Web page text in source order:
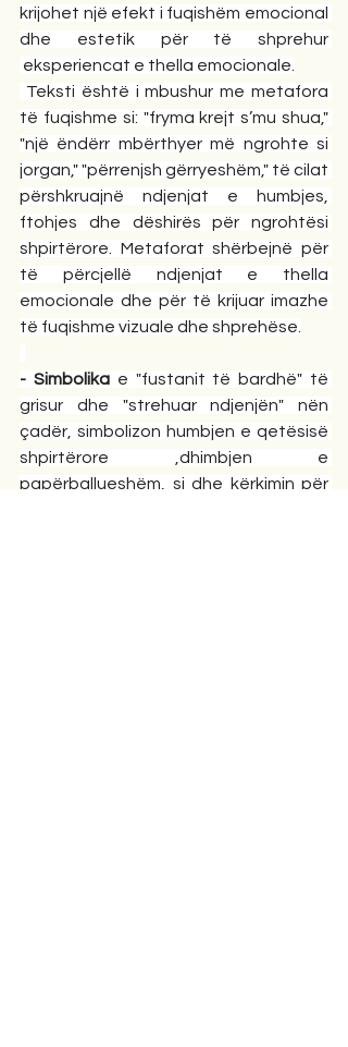
krijohet një efekt i fuqishëm emocional
dhe estetik për të shprehur
eksperiencat e thella emocionale.
Teksti është i mbushur me metafora
të fuqishme si: "fryma krejt s’mu shua,"
"një ëndërr mbërthyer më ngrohte si
jorgan," "përrenjsh gërryeshëm," të cilat
përshkruajnë ndjenjat e humbjes,
ftohjes dhe dëshirës për ngrohtësi
shpirtërore. Metaforat shërbejnë për
të përcjellë ndjenjat e thella
emocionale dhe për të krijuar imazhe
të fuqishme vizuale dhe shprehëse.
- Simbolika e "fustanit të bardhë" të
grisur dhe "strehuar ndjenjën" nën
çadër, simbolizon humbjen e qetësisë
shpirtërore ,dhimbjen e
papërballueshëm, si dhe kërkimin për